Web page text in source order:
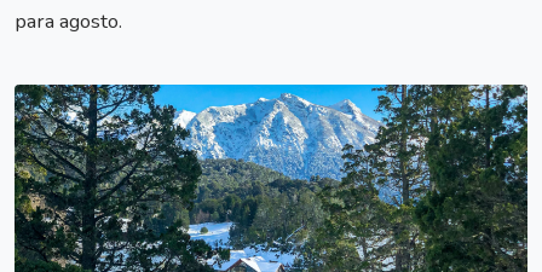
para agosto.